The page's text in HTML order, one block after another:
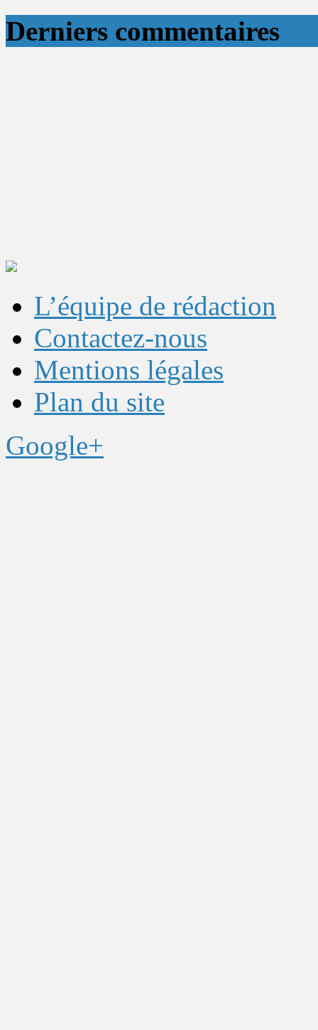
Derniers commentaires
L’équipe de rédaction
Contactez-nous
Mentions légales
Plan du site
Google+